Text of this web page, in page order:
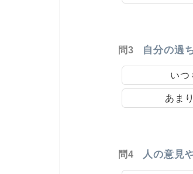
問3 自分の過
いつ
あま
問4 人の意見